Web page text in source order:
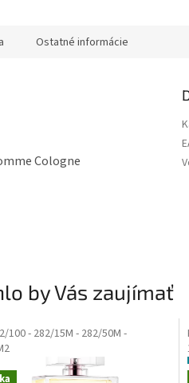
vystúpi vpred zmyselné...
Ostatné informácie
Cologne
by Vás zaujímať
100- 282/15M - 282/50M -